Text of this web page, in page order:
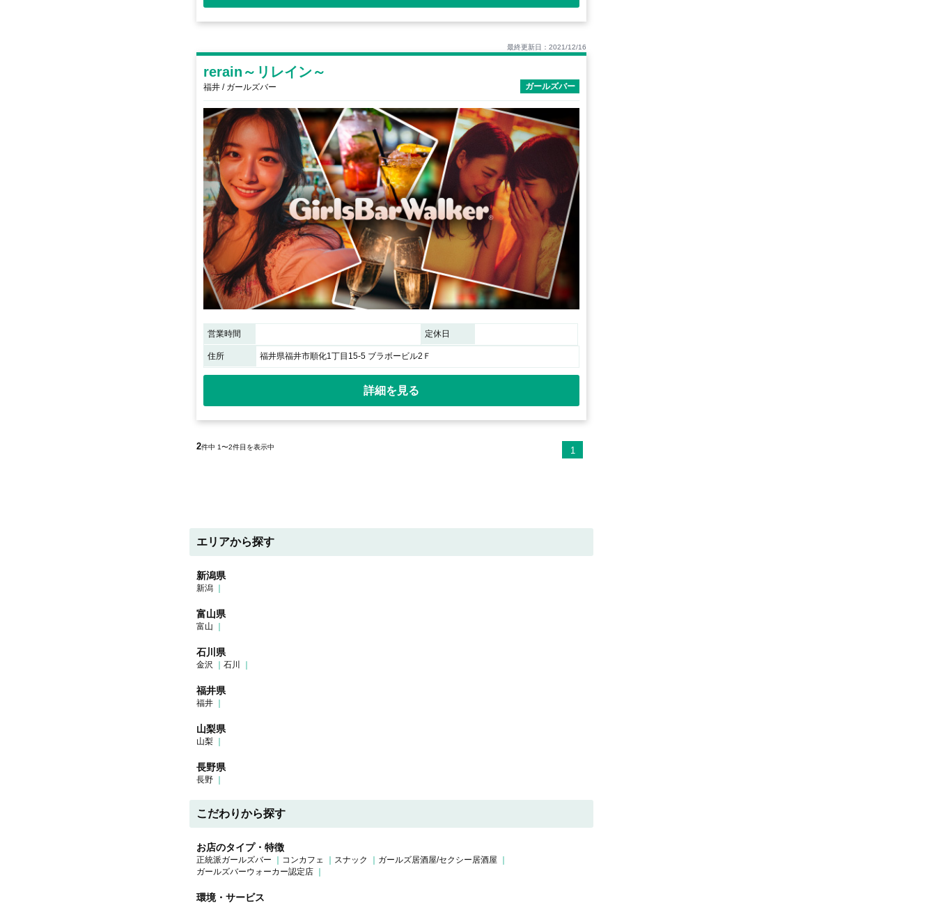
最終更新日：2021/12/16
rerain～リレイン～
福井 / ガールズバー ガールズバー
営業時間 定休日
住所 福井県福井市順化1丁目15-5 ブラボービル2Ｆ
詳細を見る
2件中 1〜2件目を表示中 1
エリアから探す
新潟県
新潟
富山県
富山
石川県
金沢 石川
福井県
福井
山梨県
山梨
長野県
長野
こだわりから探す
お店のタイプ・特徴
正統派ガールズバー コンカフェ スナック
ガールズ居酒屋/セクシー居酒屋
ガールズバーウォーカー認定店
環境・サービス